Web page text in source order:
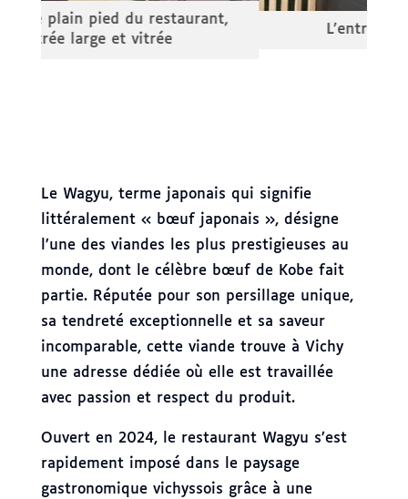
L'entrée des toilettes PMR
Le Wagyu, terme japonais qui signifie
littéralement « bœuf japonais », désigne
l’une des viandes les plus prestigieuses au
monde, dont le célèbre bœuf de Kobe fait
partie. Réputée pour son persillage unique,
sa tendreté exceptionnelle et sa saveur
incomparable, cette viande trouve à Vichy
une adresse dédiée où elle est travaillée
avec passion et respect du produit.
Ouvert en 2024, le restaurant Wagyu s’est
rapidement imposé dans le paysage
gastronomique vichyssois grâce à une